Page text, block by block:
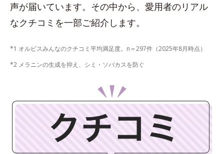
声が届いています。その中から、愛用者のリアル
なクチコミを一部ご紹介します。
*1 オルビスみんなのクチコミ平均満足度。n＝297件（2025年8月時点）
*2 メラニンの生成を抑え、シミ・ソバカスを防ぐ